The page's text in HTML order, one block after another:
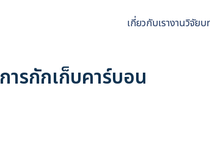
เกี่ยวกับเรางานวิจัยบ
การกักเก็บคาร์บอน